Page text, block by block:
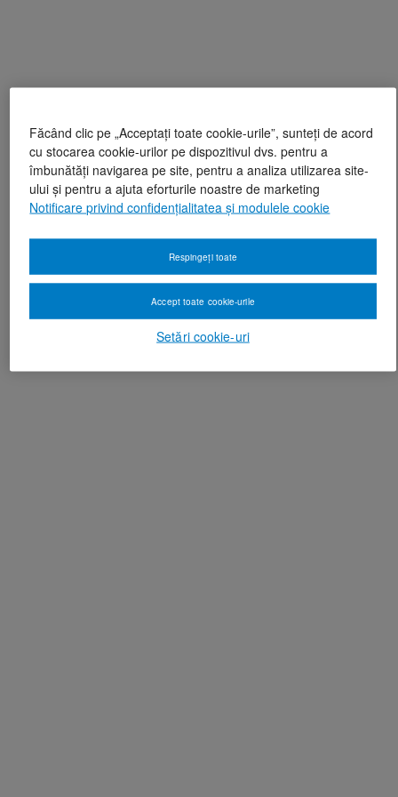
Făcând clic pe „Acceptați toate cookie-urile”, sunteți de acord
cu stocarea cookie-urilor pe dispozitivul dvs. pentru a
îmbunătăți navigarea pe site, pentru a analiza utilizarea site-
ului și pentru a ajuta eforturile noastre de marketing
Notificare privind confidențialitatea și modulele cookie
Setări cookie-uri
Respingeți toate
Accept toate cookie-urile